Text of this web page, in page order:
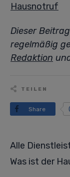
Hausnotruf
Dieser
regelmäßig
Redaktion
TEILEN
Share
Alle